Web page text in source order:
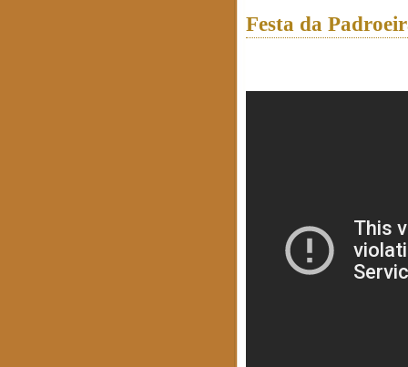
Festa da